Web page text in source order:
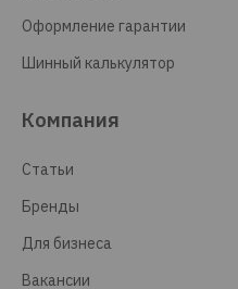
Оформление гарантии
Шинный калькулятор
Компания
Статьи
Бренды
Для бизнеса
Вакансии